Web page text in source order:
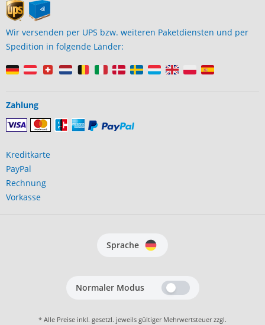
Wir versenden per UPS bzw. weiteren Paketdiensten und per
Spedition in folgende Länder:
Zahlung
Kreditkarte
PayPal
Rechnung
Vorkasse
Sprache
Normaler Modus
* Alle Preise inkl. gesetzl. jeweils gültiger Mehrwertsteuer zzgl.